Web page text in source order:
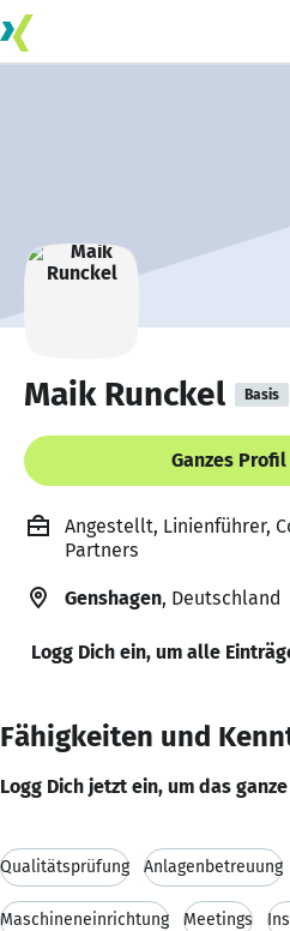
Maik Runckel Basis
Ganzes
Angestellt, Linienführer,
Partners
Genshagen, Deutschland
Logg Dich ein, um alle
Fähigkeiten und
Logg Dich jetzt ein, um das
Qualitätsprüfung Anlagenbetreuung
Maschineneinrichtung Meetings